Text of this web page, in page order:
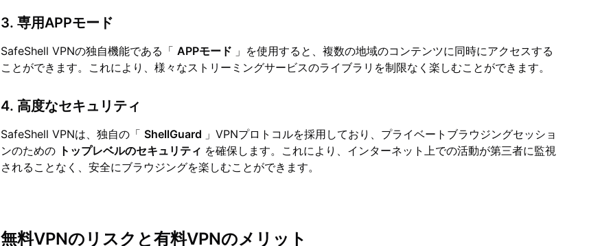
3. 専用APPモード
SafeShell VPNの独自機能である「APPモード 」を使用すると、複数の地域のコンテンツに同時にアクセスする
ことができます。これにより、様々なストリーミングサービスのライブラリを制限なく楽しむことができます。
4. 高度なセキュリティ
SafeShell VPNは、独自の「ShellGuard 」VPNプロトコルを採用しており、プライベートブラウジングセッショ
ンのための トップレベルのセキュリティ を確保します。これにより、インターネット上での活動が第三者に監視
されることなく、安全にブラウジングを楽しむことができます。
無料VPNのリスクと有料VPNのメリット